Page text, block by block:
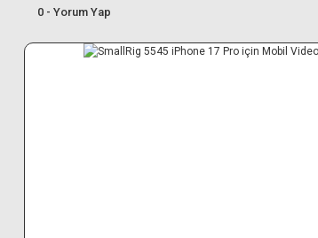
0 - Yorum Yap